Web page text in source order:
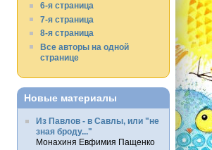
6-я страница
7-я страница
8-я страница
Все авторы на одной
странице
Новые материалы
Из Павлов - в Савлы, или "не
зная броду..."
Монахиня Евфимия Пащенко